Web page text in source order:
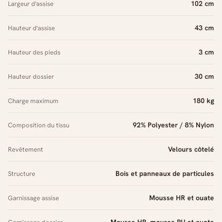
Largeur d'assise 102 cm
Hauteur d'assise 43 cm
Hauteur des pieds 3 cm
Hauteur dossier 30 cm
Charge maximum 180 kg
Composition du tissu 92% Polyester / 8% Nylon
Revêtement Velours côtelé
Structure Bois et panneaux de particules
Garnissage assise Mousse HR et ouate